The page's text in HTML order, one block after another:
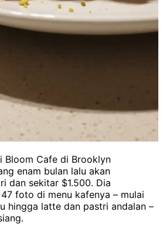
Bloom Cafe di Brooklyn
enam bulan lalu akan
dan sekitar $1.500. Dia
foto di menu kafenya – mulai
hingga latte dan pastri andalan –